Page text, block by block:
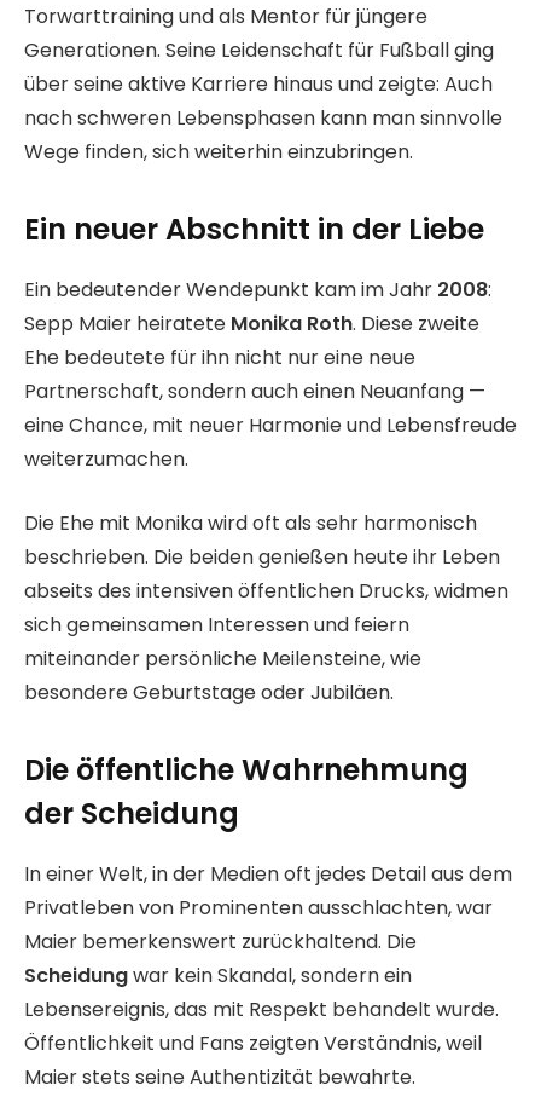
Torwarttraining und als Mentor für jüngere
Generationen. Seine Leidenschaft für Fußball ging
über seine aktive Karriere hinaus und zeigte: Auch
nach schweren Lebensphasen kann man sinnvolle
Wege finden, sich weiterhin einzubringen.
Ein neuer Abschnitt in der Liebe
Ein bedeutender Wendepunkt kam im Jahr 2008:
Sepp Maier heiratete Monika Roth. Diese zweite
Ehe bedeutete für ihn nicht nur eine neue
Partnerschaft, sondern auch einen Neuanfang —
eine Chance, mit neuer Harmonie und Lebensfreude
weiterzumachen.
Die Ehe mit Monika wird oft als sehr harmonisch
beschrieben. Die beiden genießen heute ihr Leben
abseits des intensiven öffentlichen Drucks, widmen
sich gemeinsamen Interessen und feiern
miteinander persönliche Meilensteine, wie
besondere Geburtstage oder Jubiläen.
Die öffentliche Wahrnehmung
der Scheidung
In einer Welt, in der Medien oft jedes Detail aus dem
Privatleben von Prominenten ausschlachten, war
Maier bemerkenswert zurückhaltend. Die
Scheidungwar kein Skandal, sondern ein
Lebensereignis, das mit Respekt behandelt wurde.
Öffentlichkeit und Fans zeigten Verständnis, weil
Maier stets seine Authentizität bewahrte.